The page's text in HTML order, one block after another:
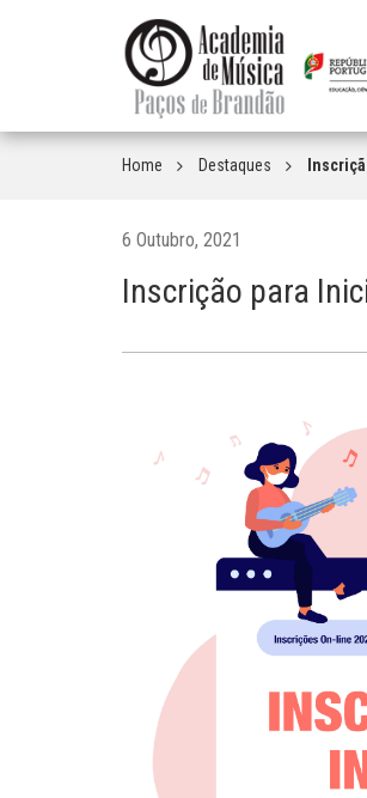
Home Destaques
6 Outubro, 2021
Inscrição para